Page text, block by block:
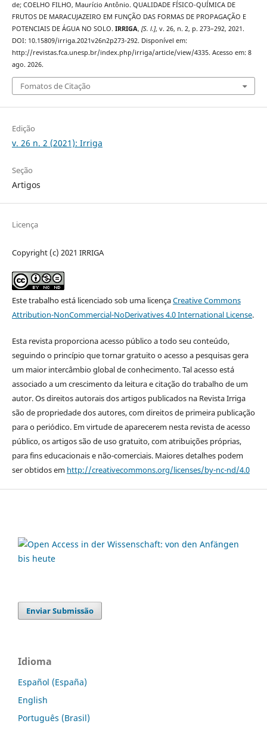
de; COELHO FILHO, Maurício Antônio. QUALIDADE FÍSICO-QUÍMICA DE
FRUTOS DE MARACUJAZEIRO EM FUNÇÃO DAS FORMAS DE PROPAGAÇÃO E
POTENCIAIS DE ÁGUA NO SOLO. IRRIGA, [S. l.], v. 26, n. 2, p. 273–292, 2021.
DOI: 10.15809/irriga.2021v26n2p273-292. Disponível em:
http://revistas.fca.unesp.br/index.php/irriga/article/view/4335. Acesso em: 8
ago. 2026.
Fomatos de Citação
Edição
v. 26 n. 2 (2021): Irriga
Seção
Artigos
Licença
Copyright (c) 2021 IRRIGA
Este trabalho está licenciado sob uma licençaCreative Commons
Attribution-NonCommercial-NoDerivatives 4.0 International License.
Esta revista proporciona acesso público a todo seu conteúdo,
seguindo o princípio que tornar gratuito o acesso a pesquisas gera
um maior intercâmbio global de conhecimento. Tal acesso está
associado a um crescimento da leitura e citação do trabalho de um
autor. Os direitos autorais dos artigos publicados na Revista Irriga
são de propriedade dos autores, com direitos de primeira publicação
para o periódico. Em virtude de aparecerem nesta revista de acesso
público, os artigos são de uso gratuito, com atribuições próprias,
para fins educacionais e não-comerciais. Maiores detalhes podem
ser obtidos em http://creativecommons.org/licenses/by-nc-nd/4.0
Enviar Submissão
Idioma
Español (España)
English
Português (Brasil)